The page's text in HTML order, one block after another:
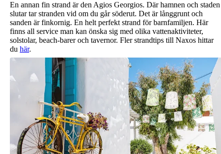
En annan fin strand är den Agios Georgios. Där hamnen och staden
slutar tar stranden vid om du går söderut. Det är långgrunt och
sanden är finkornig. En helt perfekt strand för barnfamiljen. Här
finns all service man kan önska sig med olika vattenaktiviteter,
solstolar, beach-barer och tavernor. Fler strandtips till Naxos hittar
du här.